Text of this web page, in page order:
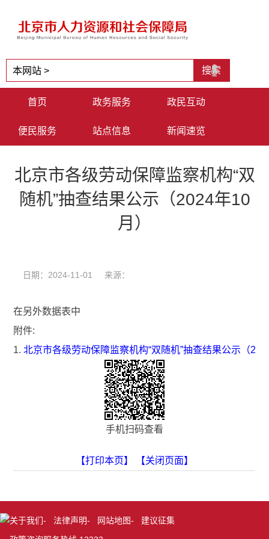
首页 政务服务 政民互动
便民服务 站点信息 新闻速览
北京市各级劳动保障监察机构“双
随机”抽查结果公示（2024年10
月）
日期：2024-11-01 来源：
在另外数据表中
附件:
1.北京市各级劳动保障监察机构“双随机”抽查结果公示（
手机扫码查看
【打印本页】 【关闭页面】
关于我们- 法律声明- 网站地图- 建议征集